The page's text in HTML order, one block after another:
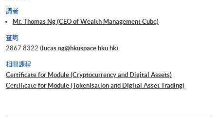
講者
Mr. Thomas Ng (CEO of Wealth Management Cube)
查詢
2867 8322 (lucas.ng@hkuspace.hku.hk)
相關課程
Certificate for Module (Cryptocurrency and Digital Assets)
Certificate for Module (Tokenisation and Digital Asset Trading)